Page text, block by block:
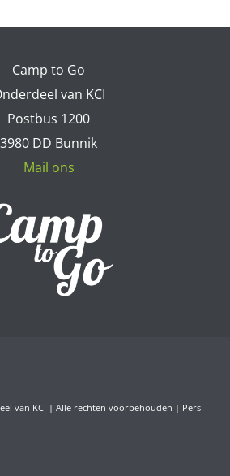
Camp to Go
van KCI
Postbus 1200
3980 DD Bunnik
Mail ons
van KCI | Alle rechten voorbehouden | Pers